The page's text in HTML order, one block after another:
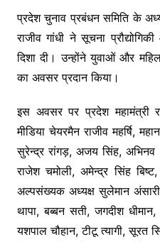
प्रदेश चुनाव प्रबंधन समिति के
राजीव गांधी ने सूचना
दिशा दी। उन्होंने युवाओं और
का अवसर प्रदान किया।
इस अवसर पर प्रदेश महामंत्री
मीडिया चेयरमैन राजीव महर्षि,
सुरेन्द्र रांगड़, अजय सिंह, अभिनव
राजेश चमोली, अमेन्द्र सिंह बिष्ट,
अल्पसंख्यक अध्यक्ष सुलेमान
थापा, बब्बन सती, जगदीश
यशपाल चौहान, टीटू त्यागी, सूरत